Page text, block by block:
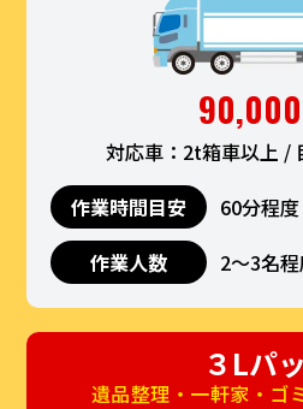
90,000
対応車：2t箱車以上 /
作業時間目安
60分程度
作業人数
2〜3名
３Lパ
遺品整理・一軒家・ゴ